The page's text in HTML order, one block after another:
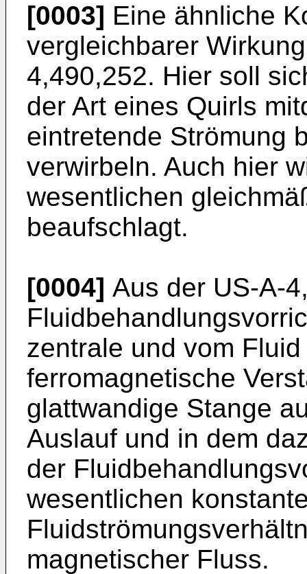
[0003] Eine ähnliche
vergleichbarer
4,490,252. Hier soll
der Art eines Quirls
eintretende Strömung
verwirbeln. Auch hier
wesentlichen
beaufschlagt.
[0004] Aus der US-A-
zentrale und vom
ferromagnetische
glattwandige Stange
Auslauf und in dem
der
wesentlichen
magnetischer Fluss.